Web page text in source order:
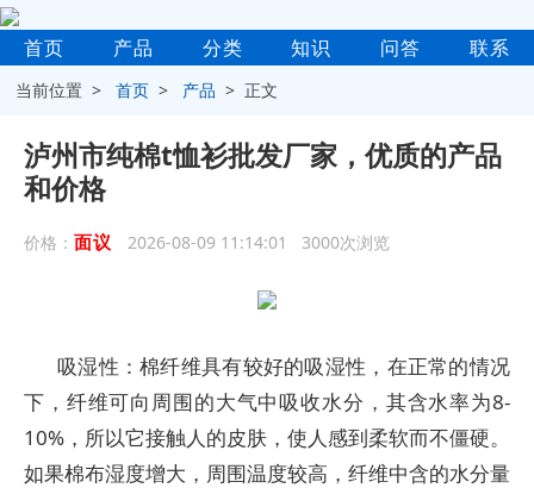
首页 产品 分类 知识 问答 联系
当前位置 >首页 > 产品 > 正文
泸州市纯棉t恤衫批发厂家，优质的产品
和价格
价格： 面议 2026-08-09 11:14:01 3000次浏览
吸湿性：棉纤维具有较好的吸湿性，在正常的情况
下，纤维可向周围的大气中吸收水分，其含水率为8-
10%，所以它接触人的皮肤，使人感到柔软而不僵硬。
如果棉布湿度增大，周围温度较高，纤维中含的水分量